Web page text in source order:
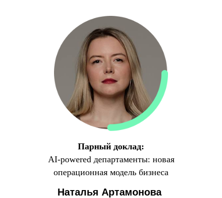
Парный доклад:
AI-powered департаменты: новая
операционная модель бизнеса
Наталья Артамонова